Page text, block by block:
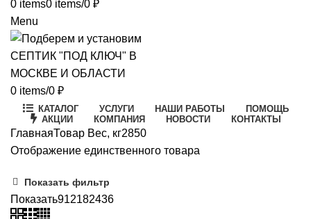
0 items0 items/0 ₽
Menu
0 items/0 ₽
КАТАЛОГ УСЛУГИ НАШИ РАБОТЫ
ПОМОЩЬ
АКЦИИ
КОМПАНИЯ НОВОСТИ КОНТАКТЫ
ГлавнаяТовар Вес, кг2850
Отображение единственного товара
Показать фильтр
Показать912182436